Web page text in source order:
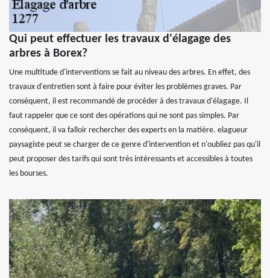
Qui peut effectuer les travaux d'élagage des
arbres à Borex?
Une multitude d'interventions se fait au niveau des arbres. En effet, des
travaux d'entretien sont à faire pour éviter les problèmes graves. Par
conséquent, il est recommandé de procéder à des travaux d'élagage. Il
faut rappeler que ce sont des opérations qui ne sont pas simples. Par
conséquent, il va falloir rechercher des experts en la matière. elagueur
paysagiste peut se charger de ce genre d'intervention et n'oubliez pas qu'il
peut proposer des tarifs qui sont très intéressants et accessibles à toutes
les bourses.